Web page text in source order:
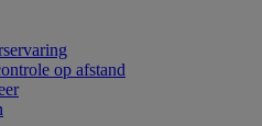
op afstand